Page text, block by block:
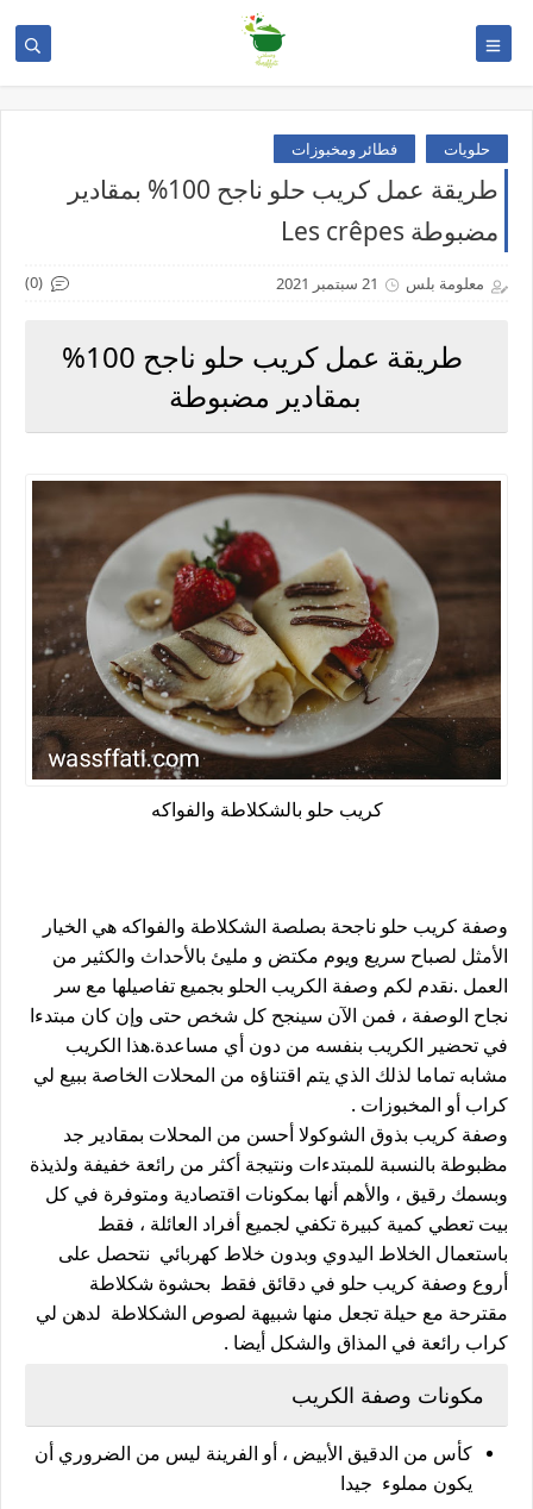
حلويات فطائر ومخبوزات
طريقة عمل كريب حلو ناجح 100% بمقادير
مضبوطة Les crêpes
معلومة بلس 21 سبتمبر 2021 (0)
طريقة عمل كريب حلو ناجح 100%
بمقادير مضبوطة
كريب حلو بالشكلاطة والفواكه
وصفة كريب حلو ناجحة بصلصة الشكلاطة والفواكه هي الخيار
الأمثل لصباح سريع ويوم مكتض و مليئ بالأحداث والكثير من
العمل .نقدم لكم وصفة الكريب الحلو بجميع تفاصيلها مع سر
نجاح الوصفة ، فمن الآن سينجح كل شخص حتى وإن كان مبتدءا
في تحضير الكريب بنفسه من دون أي مساعدة.هذا الكريب
مشابه تماما لذلك الذي يتم اقتناؤه من المحلات الخاصة ببيع لي
كراب أو المخبوزات .
وصفة كريب بذوق الشوكولا أحسن من المحلات بمقادير جد
مظبوطة بالنسبة للمبتدءات ونتيجة أكثر من رائعة خفيفة ولذيذة
وبسمك رقيق ، والأهم أنها بمكونات اقتصادية ومتوفرة في كل
بيت تعطي كمية كبيرة تكفي لجميع أفراد العائلة ، فقط
باستعمال الخلاط اليدوي وبدون خلاط كهربائي نتحصل على
أروع وصفة كريب حلو في دقائق فقط بحشوة شكلاطة
مقترحة مع حيلة تجعل منها شبيهة لصوص الشكلاطة لدهن لي
كراب رائعة في المذاق والشكل أيضا .
مكونات وصفة الكريب
كأس من الدقيق الأبيض ، أو الفرينة ليس من الضروري أن
يكون مملوء جيدا